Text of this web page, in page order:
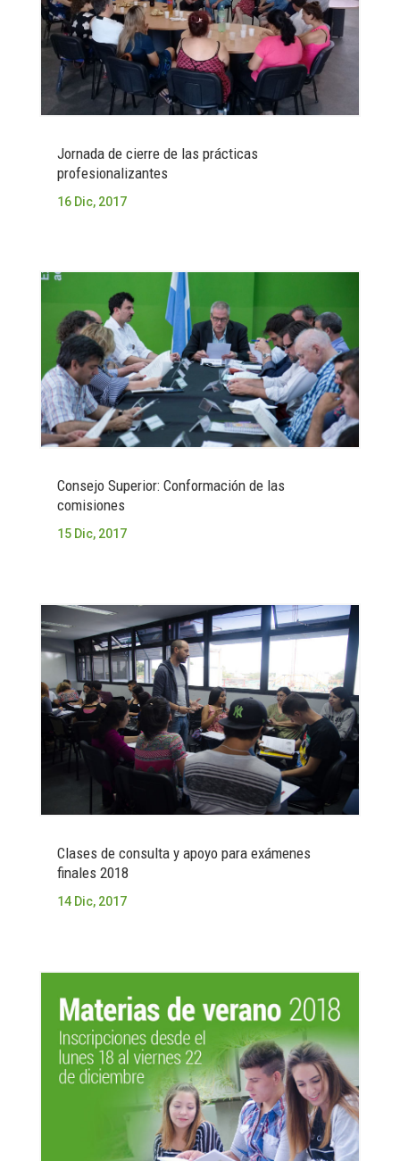
Jornada de cierre de las prácticas
profesionalizantes
16 Dic, 2017
Consejo Superior: Conformación de las
comisiones
15 Dic, 2017
Clases de consulta y apoyo para exámenes
finales 2018
14 Dic, 2017